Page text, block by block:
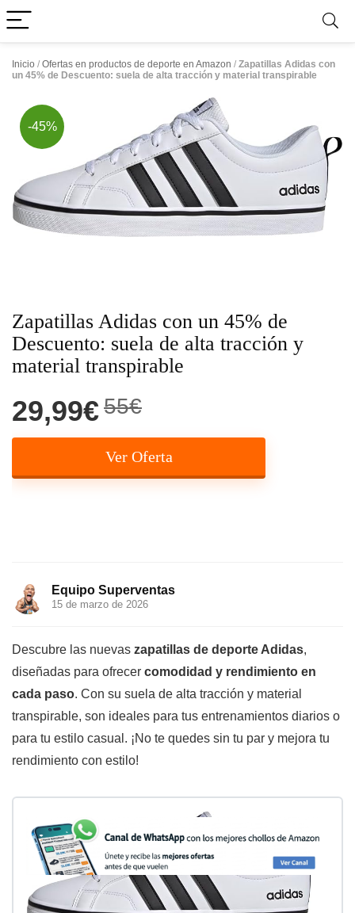
Inicio / Ofertas en productos de deporte en Amazon / Zapatillas Adidas con
un 45% de Descuento: suela de alta tracción y material transpirable
-45%
Zapatillas Adidas con un 45% de
Descuento: suela de alta tracción y
material transpirable
29,99€55€
Ver Oferta
Equipo Superventas
15 de marzo de 2026
Descubre las nuevas zapatillas de deporte Adidas,
diseñadas para ofrecer comodidad y rendimiento en
cada paso. Con su suela de alta tracción y material
transpirable, son ideales para tus entrenamientos diarios o
para tu estilo casual. ¡No te quedes sin tu par y mejora tu
rendimiento con estilo!